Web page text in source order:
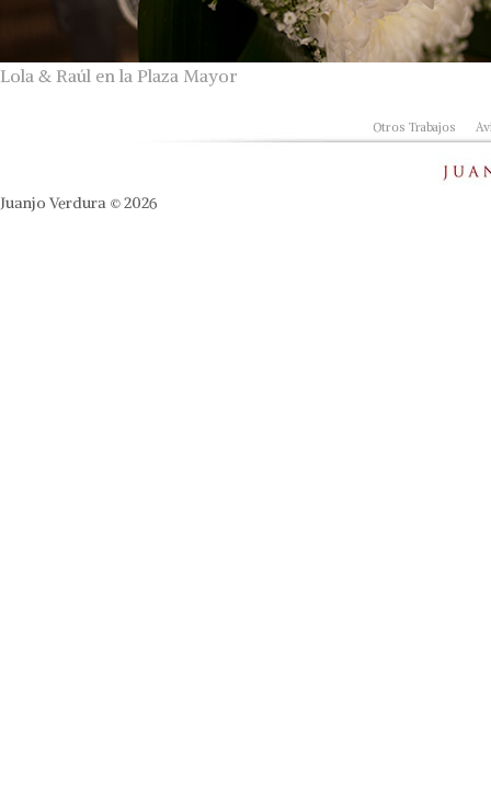
Lola & Raúl en la Plaza Mayor
Otros Trabajos
Juanjo Verdura © 2026